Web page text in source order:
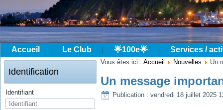
Accueil Le Club 🌟100e🌟 Services /
Identification
Identifiant
Année
précédente
Mois
précédent
Année
suivante
Mois
suivant
Vous êtes ici : Accueil Nouvelles Un
Un message
Publication : vendredi 18 juillet 2025